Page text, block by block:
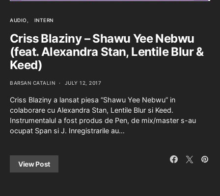
AUDIO INTERN
Criss Blaziny – Shawu Yee Nebwu
(feat. Alexandra Stan, Lentile Blur &
Keed)
BARSAN CATALIN JULY 12, 2017
Criss Blaziny a lansat piesa “Shawu Yee Nebwu” in
colaborare cu Alexandra Stan, Lentile Blur si Keed.
Instrumentalul a fost produs de Pen, de mix/master s-au
ocupat Span si J. Inregistrarile au…
View Post